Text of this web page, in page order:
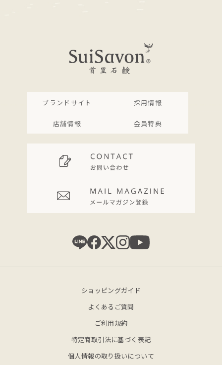
ブランドサイト 採用情報
店舗情報 会員特典
ショッピングガイド
よくあるご質問
ご利用規約
特定商取引法に基づく表記
個人情報の取り扱いについて